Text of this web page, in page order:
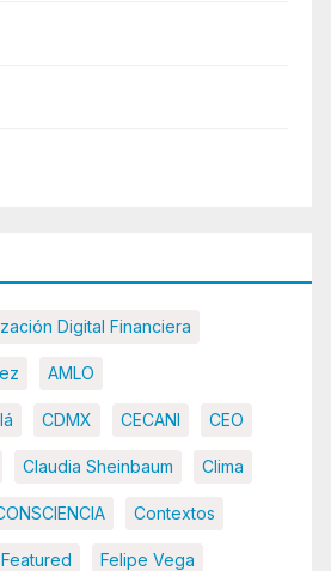
Digital Financiera
AMLO
CDMX CECANI CEO
Claudia Sheinbaum Clima
Contextos
Featured Felipe Vega